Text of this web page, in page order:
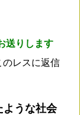
送りします
レスに返信
ような社会